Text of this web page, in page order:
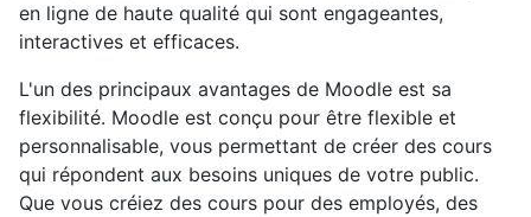
en ligne de haute qualité qui sont engageantes,
interactives et efficaces.
L'un des principaux avantages de Moodle est sa
flexibilité. Moodle est conçu pour être flexible et
personnalisable, vous permettant de créer des cours
qui répondent aux besoins uniques de votre public.
Que vous créiez des cours pour des employés, des